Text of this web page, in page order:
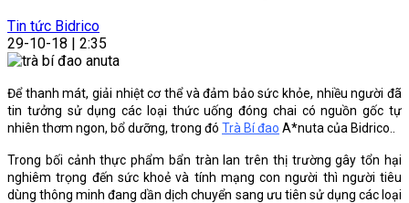
Tin tức Bidrico
29-10-18 | 2:35
Để thanh mát, giải nhiệt cơ thể và đảm bảo sức khỏe, nhiều người đã
tin tưởng sử dụng các loại thức uống đóng chai có nguồn gốc tự
nhiên thơm ngon, bổ dưỡng, trong đó Trà Bí đao A*nuta của Bidrico..
Trong bối cảnh thực phẩm bẩn tràn lan trên thị trường gây tổn hại
nghiêm trọng đến sức khoẻ và tính mạng con người thì người tiêu
dùng thông minh đang dần dịch chuyển sang ưu tiên sử dụng các loại